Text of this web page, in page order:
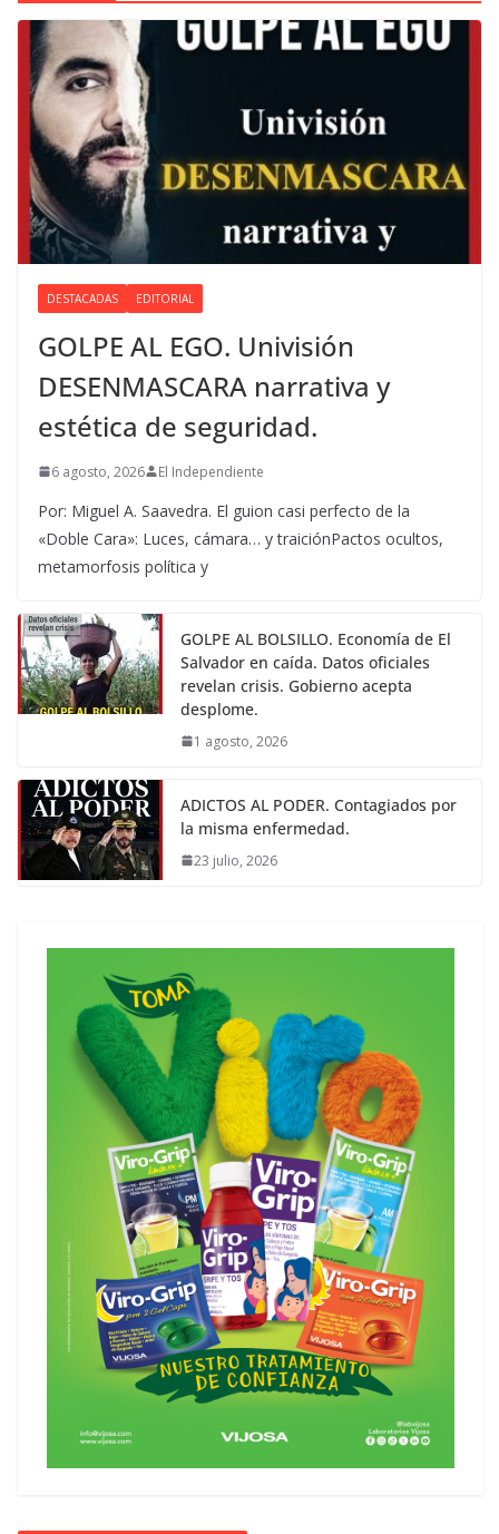
DESTACADAS EDITORIAL
GOLPE AL EGO. Univisión
DESENMASCARA narrativa y
estética de seguridad.
6 agosto, 2026 El Independiente
Por: Miguel A. Saavedra. El guion casi perfecto de la
«Doble Cara»: Luces, cámara… y traiciónPactos ocultos,
metamorfosis política y
GOLPE AL BOLSILLO. Economía de El
Salvador en caída. Datos oficiales
revelan crisis. Gobierno acepta
desplome.
1 agosto, 2026
ADICTOS AL PODER. Contagiados por
la misma enfermedad.
23 julio, 2026